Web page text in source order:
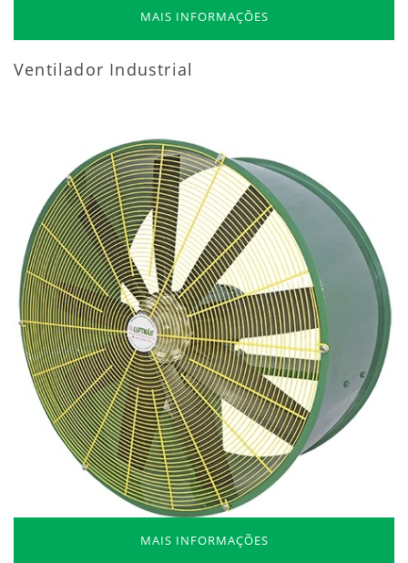
MAIS INFORMAÇÕES
Ventilador Industrial
MAIS INFORMAÇÕES